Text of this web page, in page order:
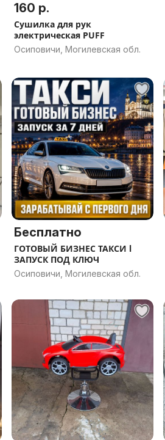
160 р.
Сушилка для рук
электрическая PUFF
Осиповичи, Могилевская обл.
Бесплатно
ГОТОВЫЙ БИЗНЕС ТАКСИ l
ЗАПУСК ПОД КЛЮЧ
Осиповичи, Могилевская обл.